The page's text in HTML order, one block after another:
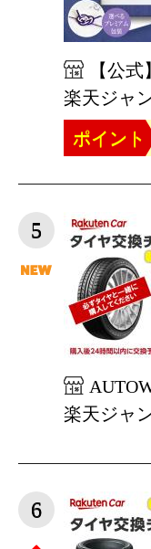
【公
楽天ジャ
ポイント
5
楽天ジャ
6